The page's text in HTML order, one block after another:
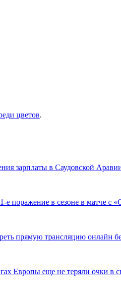
цветов.
зарплаты в Саудовской
е поражение в сезоне в матче с
прямую трансляцию онлайн
Европы еще не теряли очки в